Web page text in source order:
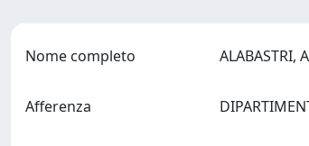
Nome completo ALABASTRI,
Afferenza